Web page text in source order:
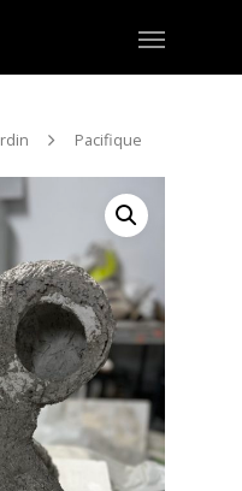
Pacifique